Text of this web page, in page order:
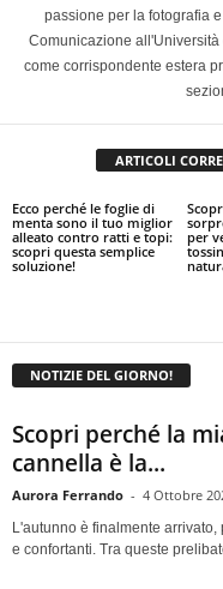
passione per la fotografia
Comunicazione
come corrispondente estera
ARTICOLI
Ecco perché le foglie di
menta sono il tuo miglior
alleato contro ratti e topi:
scopri questa semplice
soluzione!
per
NOTIZIE DEL GIORNO!
Scopri perché la
cannella è la...
Aurora Ferrando - 4 Ottobre
L'autunno è finalmente
e confortanti. Tra queste